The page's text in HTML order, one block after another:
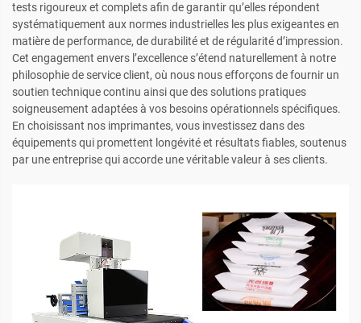
tests rigoureux et complets afin de garantir qu’elles répondent
systématiquement aux normes industrielles les plus exigeantes en
matière de performance, de durabilité et de régularité d’impression.
Cet engagement envers l’excellence s’étend naturellement à notre
philosophie de service client, où nous nous efforçons de fournir un
soutien technique continu ainsi que des solutions pratiques
soigneusement adaptées à vos besoins opérationnels spécifiques.
En choisissant nos imprimantes, vous investissez dans des
équipements qui promettent longévité et résultats fiables, soutenus
par une entreprise qui accorde une véritable valeur à ses clients.